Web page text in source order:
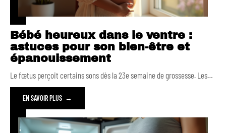
Bébé heureux dans le ventre :
astuces pour son bien-être et
épanouissement
Le fœtus perçoit certains sons dès la 23e semaine de grossesse. Les…
EN SAVOIR PLUS